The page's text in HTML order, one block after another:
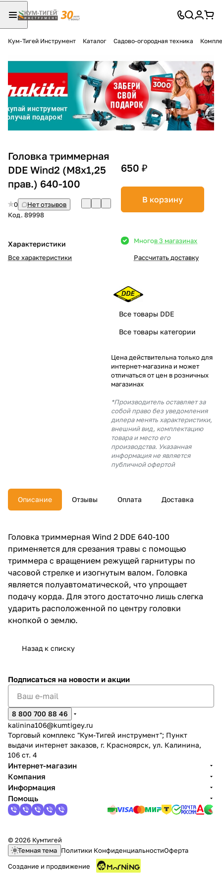
Кум-Тигей Инструмент Каталог Садово-огородная техника
Головка триммерная
DDE Wind2 (М8х1,25
прав.) 640-100
0
Нет отзывов
Код. 89998
Характеристики
Все характеристики
650 ₽
В корзину
Многов 3 магазинах
Рассчитать доставку
Все товары DDE
Все товары категории
Цена действительна только для
интернет-магазина и может
отличаться от цен в розничных
магазинах
*Производитель оставляет за
собой право без уведомления
дилера менять характеристики,
внешний вид, комплектацию
товара и место его
производства. Указанная
информация не является
публичной офертой
Описание Отзывы Оплата Доставка
Головка триммерная Wind 2 DDE 640-100
применяется для срезания травы с помощью
триммера с вращением режущей гарнитуры по
часовой стрелке и изогнутым валом. Головка
является полуавтоматической, что упрощает
подачу корда. Для этого достаточно лишь слегка
ударить расположенной по центру головки
кнопкой о землю.
Назад к списку
Подписаться на новости и акции
8 800 700 88 46
kalinina106@kumtigey.ru
Торговый комплекс "Кум-Тигей инструмент"; Пункт
выдачи интернет заказов, г. Красноярск, ул. Калинина,
106 ст. 4
Интернет-магазин
Компания
Информация
Помощь
© 2026 Кумтигей
Темная тема Политики КонфиденциальностиОферта
Создание и продвижение
Разбейте
оплатуна части
без переплат
График платежей
Сегодня
в корзину
% картой любого банка
% будут
с вашей карты
раз в 2
недели
раз в 2 недели